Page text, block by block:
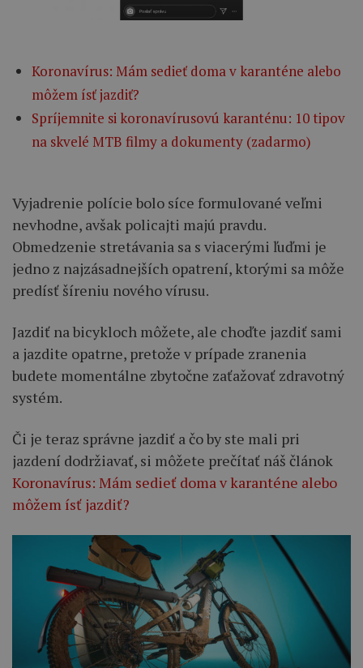
Koronavírus: Mám sedieť doma v karanténe alebo
môžem ísť jazdiť?
Spríjemnite si koronavírusovú karanténu: 10 tipov
na skvelé MTB filmy a dokumenty (zadarmo)
Vyjadrenie polície bolo síce formulované veľmi
nevhodne, avšak policajti majú pravdu.
Obmedzenie stretávania sa s viacerými ľuďmi je
jedno z najzásadnejších opatrení, ktorými sa môže
predísť šíreniu nového vírusu.
Jazdiť na bicykloch môžete, ale choďte jazdiť sami
a jazdite opatrne, pretože v prípade zranenia
budete momentálne zbytočne zaťažovať zdravotný
systém.
Či je teraz správne jazdiť a čo by ste mali pri
jazdení dodržiavať, si môžete prečítať náš článok
Koronavírus: Mám sedieť doma v karanténe alebo
môžem ísť jazdiť?